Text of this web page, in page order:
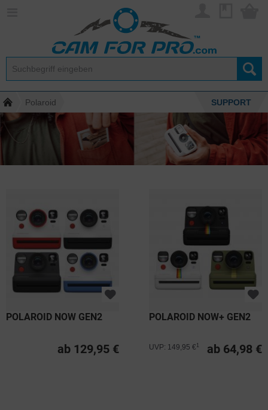
Polaroid SUPPORT
POLAROID NOW GEN2
ab 129,95 €
POLAROID NOW+ GEN2
ab 64,98 €
UVP: 149,95 €